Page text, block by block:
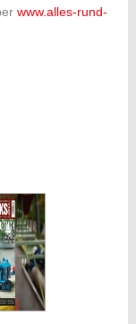
www.alles-rund-